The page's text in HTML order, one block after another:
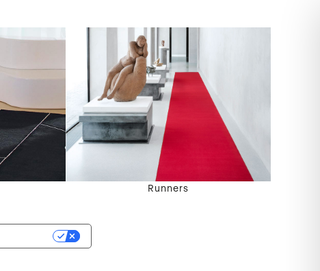
Runners